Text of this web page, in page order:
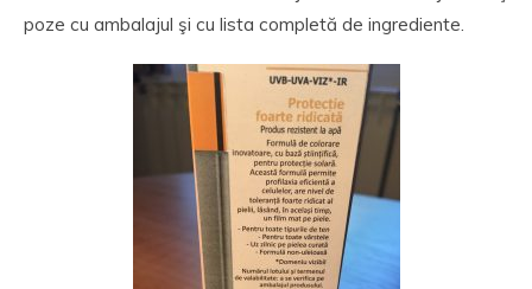
poze cu ambalajul şi cu lista completă de ingrediente.